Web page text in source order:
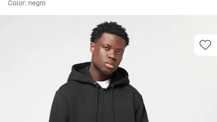
Color: negro